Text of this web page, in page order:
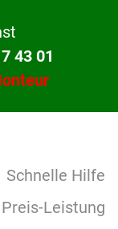
43 01
Schnelle Hilfe
Leistung